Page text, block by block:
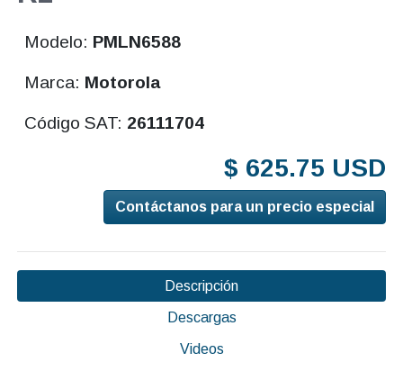
Modelo: PMLN6588
Marca: Motorola
Código SAT: 26111704
$ 625.75 USD
Contáctanos para un precio especial
Descripción
Descargas
Videos